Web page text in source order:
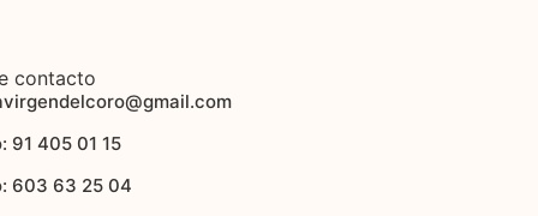
contacto
91 405 01 15
603 63 25 04